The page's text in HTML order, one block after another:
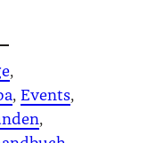
, Events